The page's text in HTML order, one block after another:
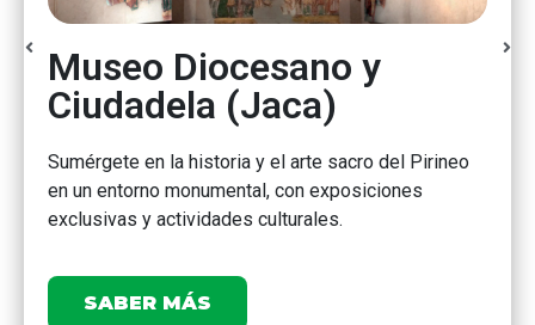
Museo Diocesano y
Ciudadela (Jaca)
Sumérgete en la historia y el arte sacro del Pirineo
en un entorno monumental, con exposiciones
exclusivas y actividades culturales.
SABER MÁS